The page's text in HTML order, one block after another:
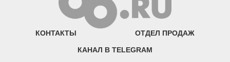
КОНТАКТЫ ОТДЕЛ ПРОДАЖ
КАНАЛ В TELEGRAM